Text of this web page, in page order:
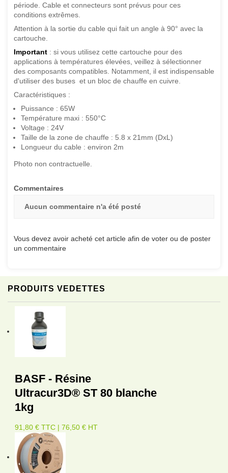
PRODUITS VEDETTES
BASF - Résine
Ultracur3D® ST 80 blanche
1kg
91,80 € TTC | 76,50 € HT
période. Cable et connecteurs sont prévus pour ces
conditions extrêmes.
Attention à la sortie du cable qui fait un angle à 90° avec la
cartouche.
Important : si vous utilisez cette cartouche pour des
applications à températures élevées, veillez à sélectionner
des composants compatibles. Notamment, il est indispensable
d'utiliser des buses et un bloc de chauffe en cuivre.
Caractéristiques :
Puissance : 65W
Température maxi : 550°C
Voltage : 24V
Taille de la zone de chauffe : 5.8 x 21mm (DxL)
Longueur du cable : environ 2m
Photo non contractuelle.
Commentaires
Aucun commentaire n'a été posté
Vous devez avoir acheté cet article afin de voter ou de poster
un commentaire